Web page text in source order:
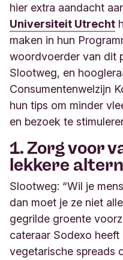
hier extra aandacht
Universiteit Utrecht
maken in hun
woordvoerder van dit
Slootweg, en
Consumentenwelzijn
hun tips om minder
en bezoek te
1. Zorg voor
lekkere
Slootweg: “Wil je
dan moet je ze niet
gegrilde groente
cateraar Sodexo
vegetarische spreads